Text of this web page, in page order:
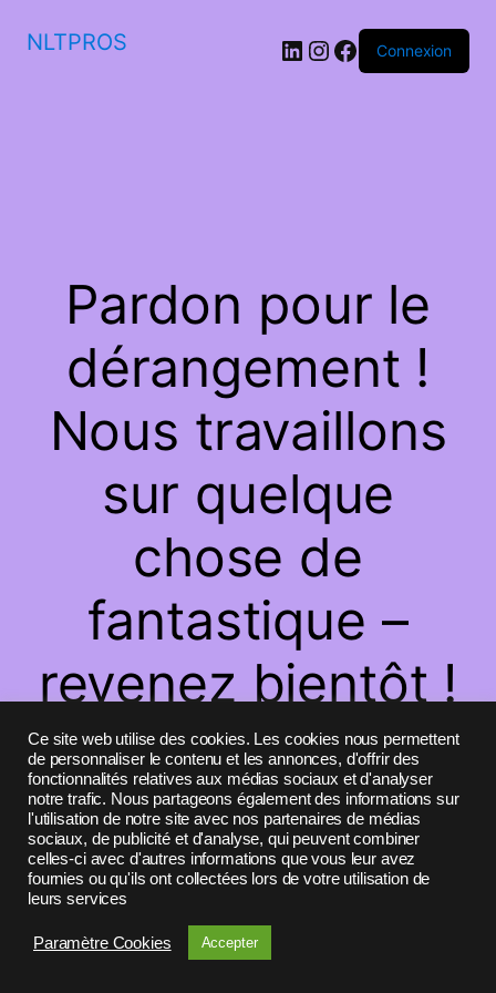
NLTPROS LinkedIn
Instagram
Facebook
Connexion
Pardon pour le
dérangement !
Nous travaillons
sur quelque
chose de
fantastique –
revenez bientôt !
Ce site web utilise des cookies. Les cookies nous permettent
de personnaliser le contenu et les annonces, d'offrir des
fonctionnalités relatives aux médias sociaux et d'analyser
notre trafic. Nous partageons également des informations sur
l'utilisation de notre site avec nos partenaires de médias
sociaux, de publicité et d'analyse, qui peuvent combiner
celles-ci avec d'autres informations que vous leur avez
fournies ou qu'ils ont collectées lors de votre utilisation de
leurs services
Paramètre Cookies Accepter